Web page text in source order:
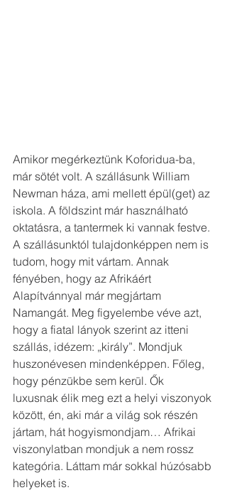
Amikor megérkeztünk Koforidua-ba,
már sötét volt. A szállásunk William
Newman háza, ami mellett épül(get) az
iskola. A földszint már használható
oktatásra, a tantermek ki vannak festve.
A szállásunktól tulajdonképpen nem is
tudom, hogy mit vártam. Annak
fényében, hogy az Afrikáért
Alapítvánnyal már megjártam
Namangát. Meg figyelembe véve azt,
hogy a fiatal lányok szerint az itteni
szállás, idézem: „király”. Mondjuk
huszonévesen mindenképpen. Főleg,
hogy pénzükbe sem kerül. Ők
luxusnak élik meg ezt a helyi viszonyok
között, én, aki már a világ sok részén
jártam, hát hogyismondjam… Afrikai
viszonylatban mondjuk a nem rossz
kategória. Láttam már sokkal húzósabb
helyeket is.